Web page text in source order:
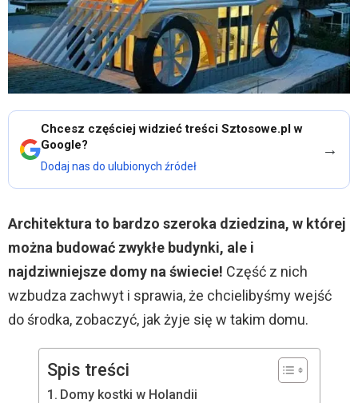
Chcesz częściej widzieć treści Sztosowe.pl w
Google?
Dodaj nas do ulubionych źródeł
→
Architektura to bardzo szeroka dziedzina, w której
można budować zwykłe budynki, ale i
najdziwniejsze domy na świecie! Część z nich
wzbudza zachwyt i sprawia, że chcielibyśmy wejść
do środka, zobaczyć, jak żyje się w takim domu.
Spis treści
Domy kostki w Holandii